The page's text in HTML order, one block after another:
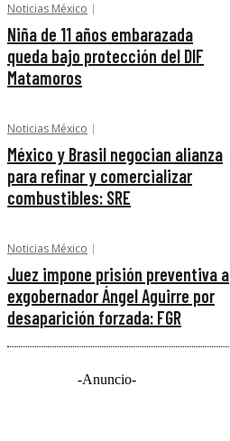
Noticias México
Niña de 11 años embarazada
queda bajo protección del DIF
Matamoros
Noticias México
México y Brasil negocian alianza
para refinar y comercializar
combustibles: SRE
Noticias México
Juez impone prisión preventiva a
exgobernador Ángel Aguirre por
desaparición forzada: FGR
-Anuncio-